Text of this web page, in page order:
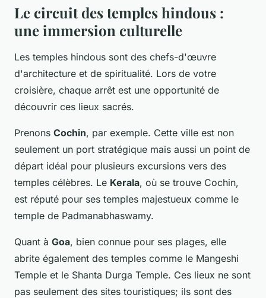
Le circuit des temples hindous :
une immersion culturelle
Les temples hindous sont des chefs-d'œuvre
d'architecture et de spiritualité. Lors de votre
croisière, chaque arrêt est une opportunité de
découvrir ces lieux sacrés.
Prenons Cochin, par exemple. Cette ville est non
seulement un port stratégique mais aussi un point de
départ idéal pour plusieurs excursions vers des
temples célèbres. Le Kerala, où se trouve Cochin,
est réputé pour ses temples majestueux comme le
temple de Padmanabhaswamy.
Quant à Goa, bien connue pour ses plages, elle
abrite également des temples comme le Mangeshi
Temple et le Shanta Durga Temple. Ces lieux ne sont
pas seulement des sites touristiques; ils sont des